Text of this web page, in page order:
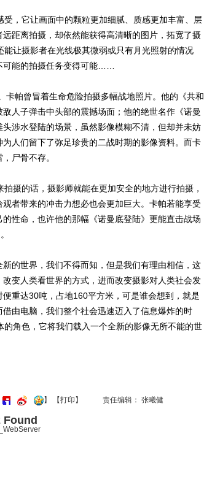
，它让画面中的颗粒更加细腻、质感更加丰富、层
距离拍摄，却依然能获得高清晰的图片，拓宽了摄
让摄影者在光线极其微弱或只有月光照射的情况
可能的拍摄任务变得可能……
帕曾冒着生命危险拍摄多幅战地照片。他的《共和
人子弹击中头部的震撼场面；他的绝世名作《诺曼
涉水登陆的场景，虽然影像模糊不清，但却并未妨
人们留下了弥足珍贵的二战时期的影像资料。而卡
尸骨不存。
的话，摄影师就能在更加安全的地方进行拍摄，
者带来的冲击力想必也会更加巨大。卡帕若能享受
性命，也许他的那幅《诺曼底登陆》更能直击战场
世界，我们不得而知，但是我们有理由相信，这
变人类看世界的方式，进而改变摄影对人类社会发
重达30吨，占地160平方米，可是谁会想到，就是
由电脑，我们整个社会迅速迈入了信息爆炸的时
角色，它将我们载入一个全新的影像无所不能的世
】 【打印 】 责任编辑： 张曦健
Found